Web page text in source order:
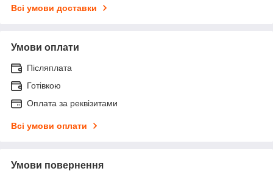
Всі умови доставки
Умови оплати
Післяплата
Готівкою
Оплата за реквізитами
Всі умови оплати
Умови повернення